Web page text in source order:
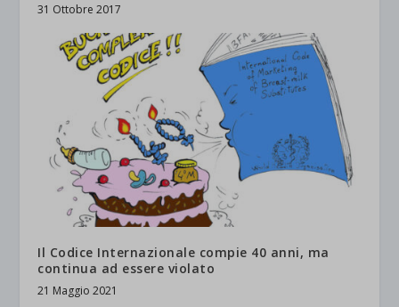
31 Ottobre 2017
Il Codice Internazionale compie 40 anni, ma
continua ad essere violato
21 Maggio 2021